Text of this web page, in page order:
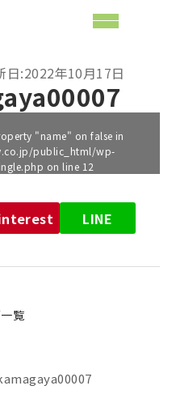
:2022年10月17日
"name" on false in
public_html/wp-
on line 12
LINE
覧